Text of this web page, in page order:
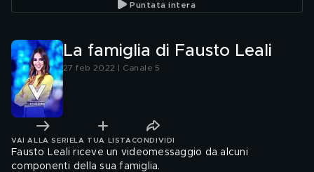
Puntata intera
La famiglia di Fausto Leali
27 feb 2022 | Canale 5
VAI ALLA SERIE LA TUA LISTA CONDIVIDI
Fausto Leali riceve un videomessaggio da alcuni
componenti della sua famiglia.